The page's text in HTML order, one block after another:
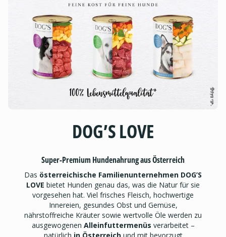
DOG’S LOVE
Super-Premium Hundenahrung aus Österreich
Das österreichische Familienunternehmen DOG’S
LOVE bietet Hunden genau das, was die Natur für sie
vorgesehen hat. Viel frisches Fleisch, hochwertige
Innereien, gesundes Obst und Gemüse,
nährstoffreiche Kräuter sowie wertvolle Öle werden zu
ausgewogenen Alleinfuttermenüs verarbeitet –